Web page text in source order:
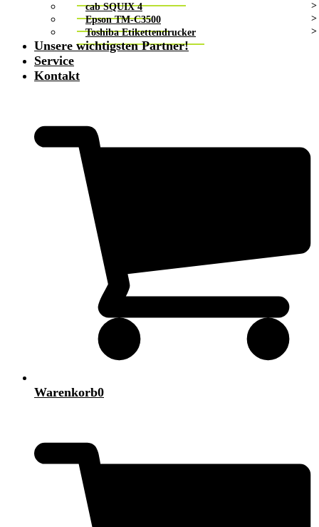
cab SQUIX 4
Epson TM-C3500
Toshiba Etikettendrucker
Unsere wichtigsten Partner!
Service
Kontakt
Warenkorb0